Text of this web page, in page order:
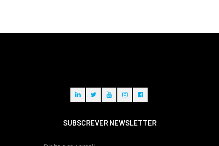
SUBSCREVER NEWSLETTER